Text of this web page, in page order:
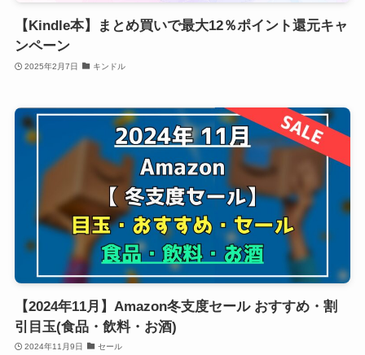
【Kindle本】まとめ買いで最大12％ポイント還元キャ
ンペーン
2025年2月7日 キンドル
【2024年11月】Amazon冬支度セール おすすめ・割
引目玉(食品・飲料・お酒)
2024年11月9日 セール